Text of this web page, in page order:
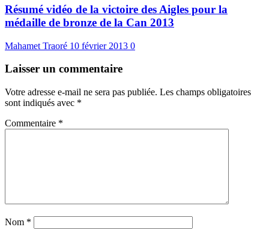
Résumé vidéo de la victoire des Aigles pour la
médaille de bronze de la Can 2013
Mahamet Traoré 10 février 2013 0
Laisser un commentaire
Votre adresse e-mail ne sera pas publiée. Les champs obligatoires
sont indiqués avec *
Commentaire *
Nom *